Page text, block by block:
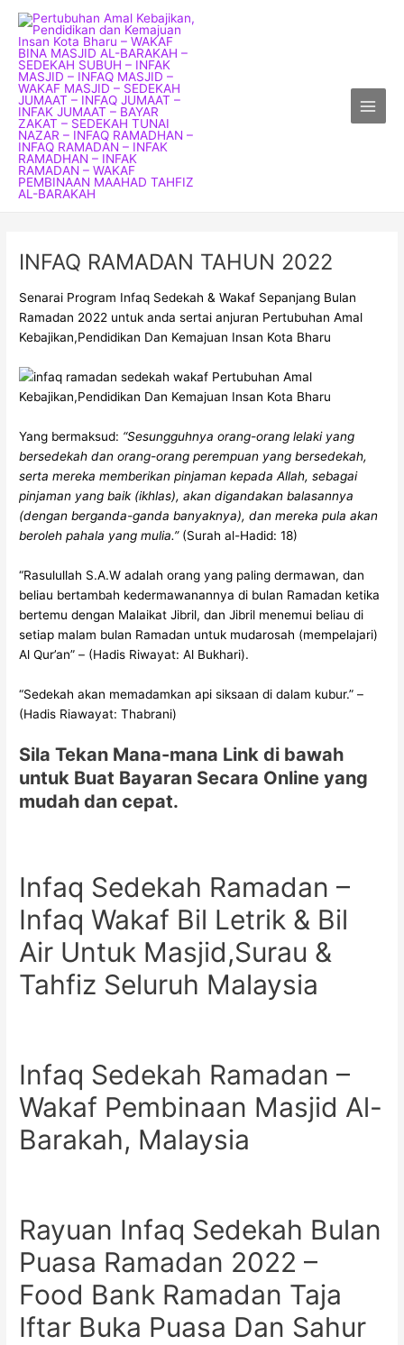
content
INFAQ RAMADAN TAHUN 2022
Senarai Program Infaq Sedekah & Wakaf Sepanjang Bulan
Ramadan 2022 untuk anda sertai anjuran Pertubuhan Amal
Kebajikan,Pendidikan Dan Kemajuan Insan Kota Bharu
Yang bermaksud: “Sesungguhnya orang-orang lelaki yang
bersedekah dan orang-orang perempuan yang bersedekah,
serta mereka memberikan pinjaman kepada Allah, sebagai
pinjaman yang baik (ikhlas), akan digandakan balasannya
(dengan berganda-ganda banyaknya), dan mereka pula akan
beroleh pahala yang mulia.”(Surah al-Hadid: 18)
“Rasulullah S.A.W adalah orang yang paling dermawan, dan
beliau bertambah kedermawanannya di bulan Ramadan ketika
bertemu dengan Malaikat Jibril, dan Jibril menemui beliau di
setiap malam bulan Ramadan untuk mudarosah (mempelajari)
Al Qur’an” – (Hadis Riwayat: Al Bukhari).
“Sedekah akan memadamkan api siksaan di dalam kubur.” –
(Hadis Riawayat: Thabrani)
Sila Tekan Mana-mana Link di bawah
untuk Buat Bayaran Secara Online yang
mudah dan cepat.
Infaq Sedekah Ramadan –
Infaq Wakaf Bil Letrik & Bil
Air Untuk Masjid,Surau &
Tahfiz Seluruh Malaysia
Infaq Sedekah Ramadan –
Wakaf Pembinaan Masjid Al-
Barakah, Malaysia
Rayuan Infaq Sedekah Bulan
Puasa Ramadan 2022 –
Food Bank Ramadan Taja
Iftar Buka Puasa Dan Sahur